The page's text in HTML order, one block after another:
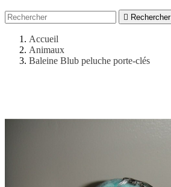
 Rechercher
Accueil
Animaux
Baleine Blub peluche porte-clés